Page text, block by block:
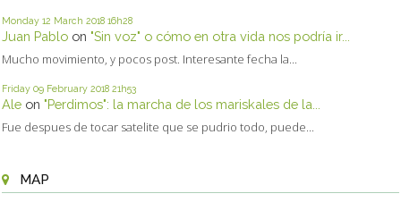
Monday 12 March 2018 16h28
Juan Pablo on "Sin voz" o cómo en otra vida nos podría ir...
Mucho movimiento, y pocos post. Interesante fecha la...
Friday 09 February 2018 21h53
Ale on "Perdimos": la marcha de los mariskales de la...
Fue despues de tocar satelite que se pudrio todo, puede...
MAP